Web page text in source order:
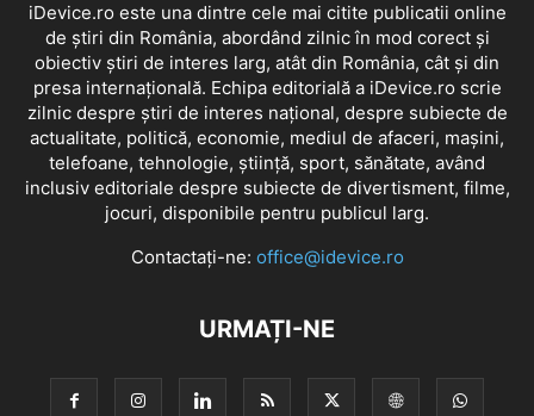
iDevice.ro este una dintre cele mai citite publicatii online
de știri din România, abordând zilnic în mod corect și
obiectiv știri de interes larg, atât din România, cât și din
presa internațională. Echipa editorială a iDevice.ro scrie
zilnic despre știri de interes național, despre subiecte de
actualitate, politică, economie, mediul de afaceri, mașini,
telefoane, tehnologie, știință, sport, sănătate, având
inclusiv editoriale despre subiecte de divertisment, filme,
jocuri, disponibile pentru publicul larg.
Contactați-ne: office@idevice.ro
URMAȚI-NE